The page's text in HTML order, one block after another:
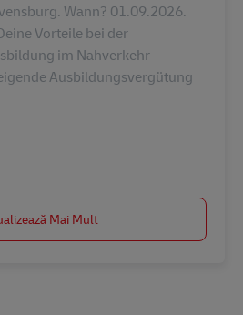
Wann? 01.09.2026.
Vorteile bei der
im Nahverkehr
Ausbildungsvergütung
Mai Mult